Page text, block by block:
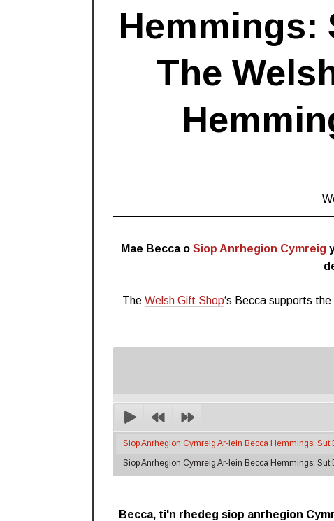
Hemmings:
The
Mae Becca o Siop Anrhegion Cymreig
The Welsh Gift Shop‘s Becca supports
Siop Anrhegion Cymreig Ar-lein Becca Hemmings: Sut
Siop Anrhegion Cymreig Ar-lein Becca Hemmings:
Becca, ti'n rhedeg siop anrhegion